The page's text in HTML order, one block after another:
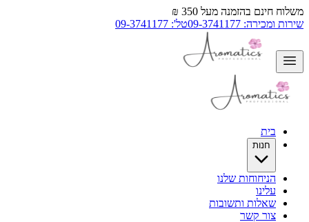
משלוח חינם בהזמנה מעל 350 ₪
שירות ומכירה: 09-3741177
טל': 09-3741177
בית
חנות
הניחוחות שלנו
עלינו
שאלות ותשובות
צור קשר